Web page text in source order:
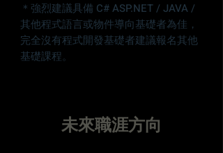
＊強烈建議具備 C# ASP.NET / JAVA /
其他程式語言或物件導向基礎者為佳，
完全沒有程式開發基礎者建議報名其他
基礎課程。
​未來職涯方向